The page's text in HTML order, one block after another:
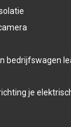
bedrijfswagen
je